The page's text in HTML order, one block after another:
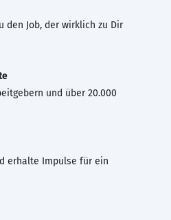
den Job, der wirklich zu Dir
und über 20.000
erhalte Impulse für ein